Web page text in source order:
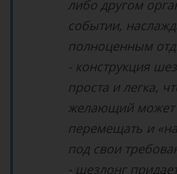
либо другом
событии,
полноценным
- конструкция
проста и легка,
желающий может
перемещать и
под свои
- шезлонг